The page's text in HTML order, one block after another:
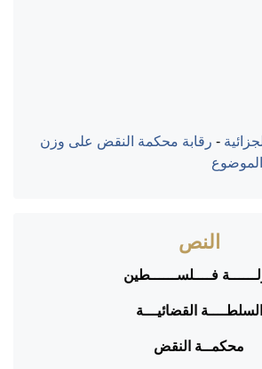
- رقابة محكمة النقض على وزن
النص
فــــلســــــطين
السلطــــة القضائيـــة
محكمــة النقض